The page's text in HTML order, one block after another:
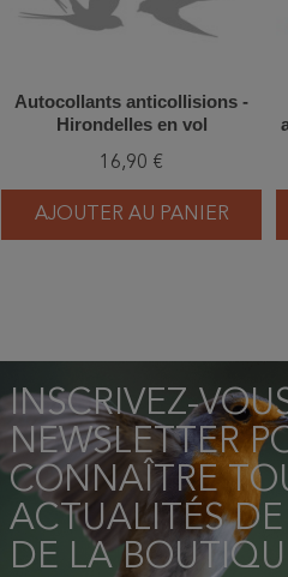
Autocollants anticollisions -
Hirondelles en vol
16,90 €
AJOUTER AU PANIER
INSCRIVEZ-
NEWSLETTER
CONNAÎTRE
ACTUALITÉS DE
DE LA